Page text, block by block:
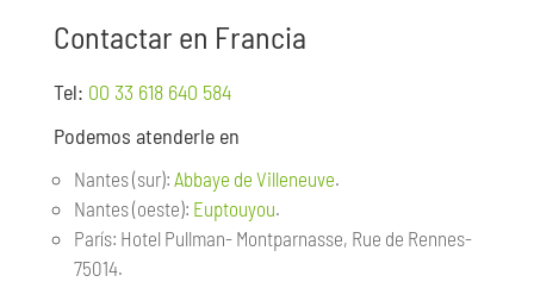
Contactar en Francia
Tel: 00 33 618 640 584
Podemos atenderle en
Nantes (sur): Abbaye de Villeneuve.
Nantes (oeste): Euptouyou.
París: Hotel Pullman- Montparnasse, Rue de Rennes-
75014.